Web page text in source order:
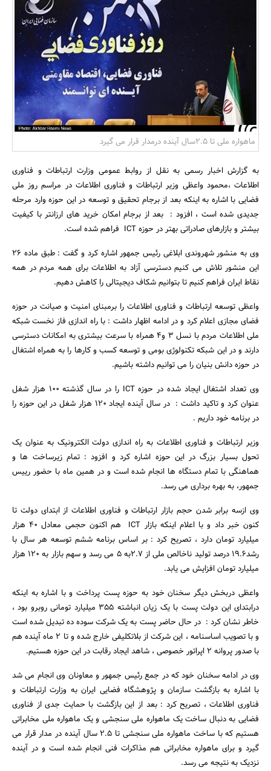
بانک، بیمه و سرمایه
مسکن و ساختمان
ماهواره ملی تا 2.5سال آینده درمدار قرار می گیرد
به گزارش اخبار رسمی به نقل از روابط عمومی وزارت ارتباطات و فناوری
اطلاعات ،محمود واعظی وزیر ارتباطات و فناوری اطلاعات در مراسم روز ملی
فضایی با اشاره به اینکه بعد از برجام تحقیق و توسعه در این حوزه وارد مرحله
جدیدی شده است ، افزود : بعد از برجام امکان خرید های ارزانتر با کیفیت
بیشتر و بازارهای صادراتی بهتر در حوزه ICT فراهم شده است.
وی به منشور شهروندی ابلاغی رئیس جمهور اشاره کرد و گفت : طبق ماده 26
این منشور تلاش می کنیم دسترسی آزاد به اطلاعات برای همه مردم در همه
نقاط ایران فراهم کنیم تا بتوانیم شکاف دیجیتالی را کاهش دهیم.
واعظی توسعه ارتباطات و فناوری اطلاعات را برمبنای امنیت و صیانت در حوزه
فضای مجازی اعلام کرد و در ادامه اظهار داشت : با راه اندازی فاز نخست شبکه
ملی اطلاعات مردم با نسل 3 و4 همراه با سرعت بیشتری به امکانات دسترسی
دارند و در این شبکه تکنولوژی بومی و توسعه کسب و کارها را به همراه اشتغال
در حوزه دانش بنیان را می توانیم داشته باشیم.
وی تعداد اشتغال ایجاد شده در حوزه ICT را در سال گذشته 100 هزار شغل
عنوان کرد و تاکید داشت : در سال آینده ایجاد 120 هزار شغل در این حوزه را
در برنامه خود داریم .
وزیر ارتباطات و فناوری اطلاعات به راه اندازی دولت الکترونیک به عنوان یک
تحول بسیار بزرگ در این حوزه اشاره کرد و افزود : تمام زیرساخت ها و
هماهنگی با تمام دستگاه ها انجام شده است و در همین ماه با حضور رییس
جمهور، به بهره برداری می رسد.
وی ازسه برابر شدن حجم بازار ارتباطات و فناوری اطلاعات از ابتدای دولت تا
کنون خبر داد و با اعلام اینکه بازار ICT هم اکنون حجمی معادل 40 هزار
میلیارد تومان دارد ، تصریح کرد : بر اساس برنامه ششم توسعه هر سال با
رشد19.6 درصد تولید ناخالص ملی از 2.7به 5 می رسد و سهم بازار به 120 هزار
میلیارد تومان افزایش می یابد.
واعظی دربخش دیگر سخنان خود به حوزه پست پرداخت و با اشاره به اینکه
درابتدای این دولت پست با یک زیان انباشته 355 میلیارد تومانی روبرو بود ،
خاطر نشان کرد : در حال حاضر پست به یک شرکت سوده ده تبدیل شده است
و با تصویب اساسنامه ، این شرکت از بلاتکلیفی خارج شده و تا 2 ماه آینده هم
با صدور پروانه 2 اپراتور خصوصی ، شاهد ایجاد رقابت در این حوزه هستیم.
وی در ادامه سخنان خود که در جمع رئیس جمهور و معاونان وی انجام می شد
با اشاره به بازگشت سازمان و پژوهشگاه فضایی ایران به وزارت ارتباطات و
فناوری اطلاعات ، تصریح کرد : بعد از این بازگشت با حمایت جدی از فناوری
فضایی به دنبال ساخت یک ماهواره ملی سنجشی و یک ماهواره ملی مخابراتی
هستیم که با ساخت ماهواره ملی سنجشی تا 2.5 سال آینده در مدار قرار می
گیرد و برای ماهواره مخابراتی هم مذاکرات فنی انجام شده است و در آینده
نزدیک به نتیجه می رسد.